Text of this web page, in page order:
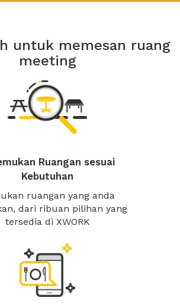
untuk memesan ruang
meeting
Ruangan sesuai
Kebutuhan
ruangan yang anda
dari ribuan pilihan yang
tersedia di XWORK